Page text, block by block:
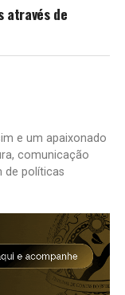
através de
e um apaixonado
comunicação
de políticas